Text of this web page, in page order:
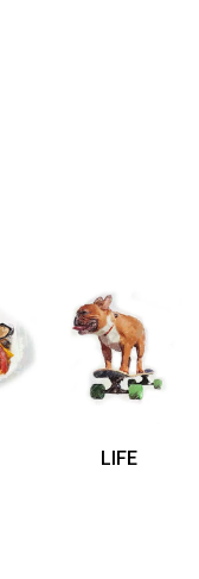
LIFE